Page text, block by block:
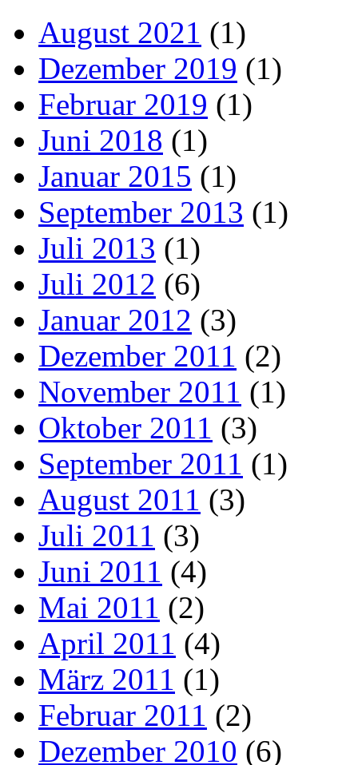
August 2021 (1)
Dezember 2019 (1)
Februar 2019 (1)
Juni 2018 (1)
Januar 2015 (1)
September 2013 (1)
Juli 2013 (1)
Juli 2012 (6)
Januar 2012 (3)
Dezember 2011 (2)
November 2011 (1)
Oktober 2011 (3)
September 2011 (1)
August 2011 (3)
Juli 2011 (3)
Juni 2011 (4)
Mai 2011 (2)
April 2011 (4)
März 2011 (1)
Februar 2011 (2)
Dezember 2010 (6)